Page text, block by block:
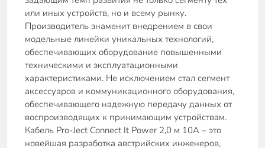
или иных устройств, но и всему рынку.
Производитель знаменит внедрением в свои
модельные линейки уникальных технологий,
обеспечивающих оборудование повышенными
техническими и эксплуатационными
характеристиками. Не исключением стал сегмент
аксессуаров и коммуникационного оборудования,
обеспечивающего надежную передачу данных от
воспроизводящих к принимающим устройствам.
Кабель Pro-Ject Connect It Power 2,0 м 10A – это
новейшая разработка австрийских инженеров,